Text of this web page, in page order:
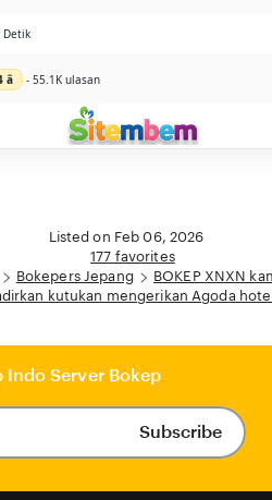
Detik
â­ - 55.1K ulasan
Listed on Feb 06, 2026
177 favorites
Bokepers Jepang
BOKEP XNXN
kutukan mengerikan Agoda
Indo Server Bokep
Subscribe